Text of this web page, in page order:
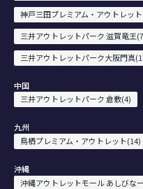
神戸三田プレミアム・アウトレッ
三井アウトレットパーク 滋賀竜王
三井アウトレットパーク大阪門真
中国
三井アウトレットパーク 倉敷(4)
九州
鳥栖プレミアム・アウトレット(14)
沖縄
沖縄アウトレットモール あしびな